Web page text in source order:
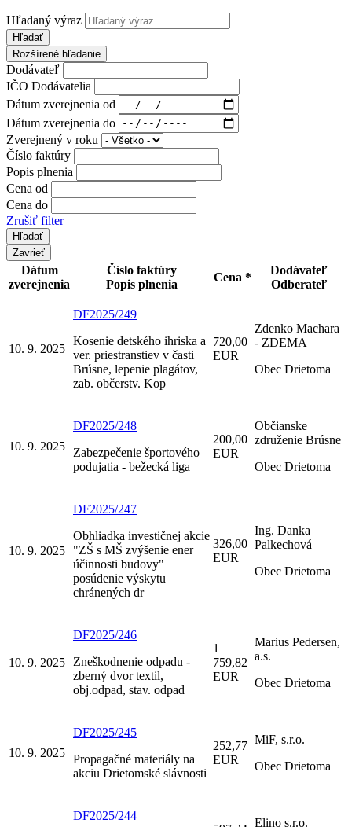
Hľadaný výraz
Hľadať
Rozšírené hľadanie
Dodávateľ
IČO Dodávatelia
Dátum zverejnenia od
Dátum zverejnenia do
Zverejnený v roku
Číslo faktúry
Popis plnenia
Cena od
Cena do
Zrušiť filter
Zavrieť
Dátum
zverejnenia
Číslo faktúry
Popis plnenia
Cena *
Dodávateľ
Odberateľ
10. 9. 2025
DF2025/249
Kosenie detského ihriska a
ver. priestranstiev v časti
Brúsne, lepenie plagátov,
zab. občerstv. Kop
720,00
EUR
Zdenko Machara
- ZDEMA
Obec Drietoma
10. 9. 2025
DF2025/248
Zabezpečenie športového
podujatia - bežecká liga
200,00
EUR
Občianske
združenie Brúsne
Obec Drietoma
10. 9. 2025
DF2025/247
Obhliadka investičnej akcie
"ZŠ s MŠ zvýšenie ener
účinnosti budovy"
posúdenie výskytu
chránených dr
326,00
EUR
Ing. Danka
Palkechová
Obec Drietoma
10. 9. 2025
DF2025/246
Zneškodnenie odpadu -
zberný dvor textil,
obj.odpad, stav. odpad
1
759,82
EUR
Marius Pedersen,
a.s.
Obec Drietoma
10. 9. 2025
DF2025/245
Propagačné materiály na
akciu Drietomské slávnosti
252,77
EUR
MiF, s.r.o.
Obec Drietoma
DF2025/244
Elino s.r.o.